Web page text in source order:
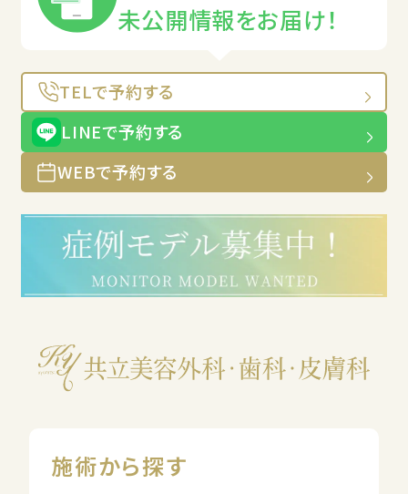
未公開情報をお届け！
TELで予約する
LINEで予約する
WEBで予約する
施術から探す